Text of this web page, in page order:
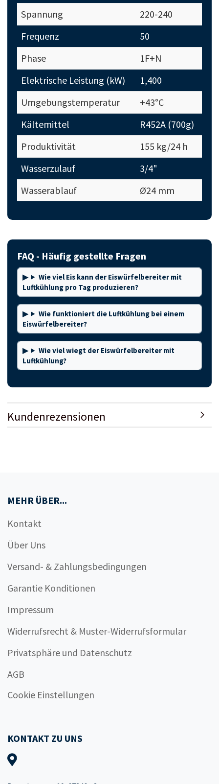
Spannung
220-240
Frequenz
50
Phase
1F+N
Elektrische Leistung (kW)
1,400
Umgebungstemperatur
+43°C
Kältemittel
R452A (700g)
Produktivität
155 kg/24 h
Wasserzulauf
3/4"
Wasserablauf
Ø24 mm
FAQ - Häufig gestellte Fragen
Wie viel Eis kann der Eiswürfelbereiter mit
Luftkühlung pro Tag produzieren?
Wie funktioniert die Luftkühlung bei einem
Eiswürfelbereiter?
Wie viel wiegt der Eiswürfelbereiter mit
Luftkühlung?
Kundenrezensionen
MEHR ÜBER...
Kontakt
Über Uns
Versand- & Zahlungsbedingungen
Garantie Konditionen
Impressum
Widerrufsrecht & Muster-Widerrufsformular
Privatsphäre und Datenschutz
AGB
Cookie Einstellungen
KONTAKT ZU UNS